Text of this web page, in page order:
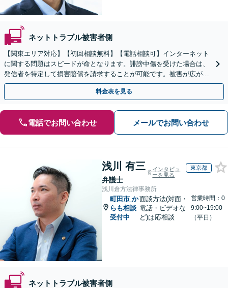
ネットトラブル被害者側
【関東エリア対応】【初回相談無料】【電話相談可】インターネット
に関する問題はスピードが命となります。誹謗中傷を受けた場合は、
発信者を特定して損害賠償を請求することが可能です。被害が広がる
前にご相談ください。【土曜・夜間対応】
料金表を見る
電話でお問い合わせ メールでお問い合わせ
浅川 有三
弁護士
インタビュ
ーを見る
東京都
浅川倉方法律事務所
町田市 か
らも相談
受付中
面談方法(対面・
電話・ビデオな
ど)は応相談
営業時間：0
9:00~19:00
（平日）
ネットトラブル被害者側